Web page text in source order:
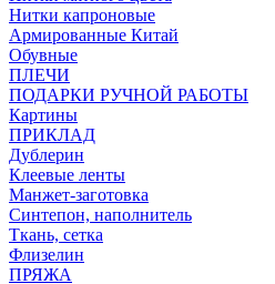
Нитки капроновые
Армированные Китай
Обувные
ПЛЕЧИ
ПОДАРКИ РУЧНОЙ РАБОТЫ
Картины
ПРИКЛАД
Дублерин
Клеевые ленты
Манжет-заготовка
Синтепон, наполнитель
Ткань, сетка
Флизелин
ПРЯЖА